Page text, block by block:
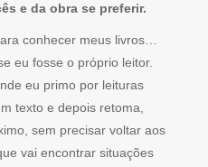
e da obra se preferir.
conhecer meus livros…
eu fosse o próprio leitor.
eu primo por leituras
texto e depois retoma,
sem precisar voltar aos
vai encontrar situações